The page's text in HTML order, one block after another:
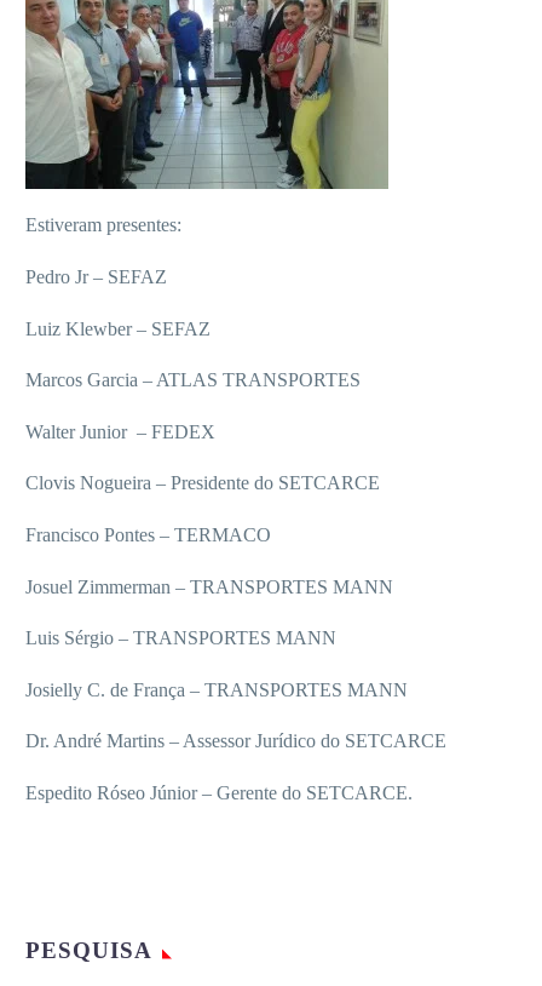
Estiveram presentes:
Pedro Jr – SEFAZ
Luiz Klewber – SEFAZ
Marcos Garcia – ATLAS TRANSPORTES
Walter Junior – FEDEX
Clovis Nogueira – Presidente do SETCARCE
Francisco Pontes – TERMACO
Josuel Zimmerman – TRANSPORTES MANN
Luis Sérgio – TRANSPORTES MANN
Josielly C. de França – TRANSPORTES MANN
Dr. André Martins – Assessor Jurídico do SETCARCE
Espedito Róseo Júnior – Gerente do SETCARCE.
PESQUISA